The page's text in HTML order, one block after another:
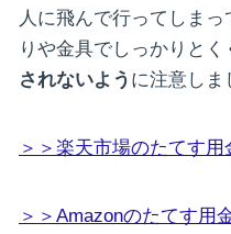
人に飛んで行ってしま
りや金具でしっかりとく
されないよう に注意しま
＞＞楽天市場のたてす用
＞＞Amazonのたてす用